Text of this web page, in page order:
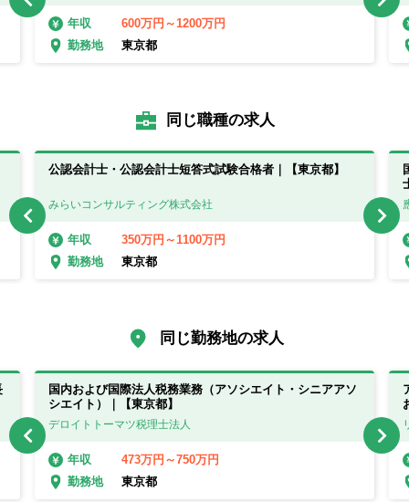
年収
600万円～1200万円
勤務地
東京都
同じ職種の求人
公認会計士・公認会計士短答式試験合格者｜【東京都】
みらいコンサルティング株式会社
年収
350万円～1100万円
勤務地
東京都
同じ勤務地の求人
国内および国際法人税務業務（アソシエイト・シニアアソ
シエイト）｜【東京都】
デロイトトーマツ税理士法人
年収
473万円～750万円
勤務地
東京都